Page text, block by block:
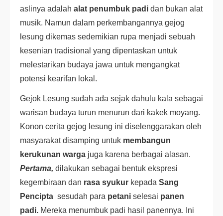
aslinya adalah alat penumbuk padi dan bukan alat
musik. Namun dalam perkembangannya gejog
lesung dikemas sedemikian rupa menjadi sebuah
kesenian tradisional yang dipentaskan untuk
melestarikan budaya jawa untuk mengangkat
potensi kearifan lokal.
Gejok Lesung sudah ada sejak dahulu kala sebagai
warisan budaya turun menurun dari kakek moyang.
Konon cerita gejog lesung ini diselenggarakan oleh
masyarakat disamping untuk membangun
kerukunan warga juga karena berbagai alasan.
Pertama, dilakukan sebagai bentuk ekspresi
kegembiraan dan rasa syukur kepada Sang
Pencipta sesudah para petani selesai panen
padi. Mereka menumbuk padi hasil panennya. Ini